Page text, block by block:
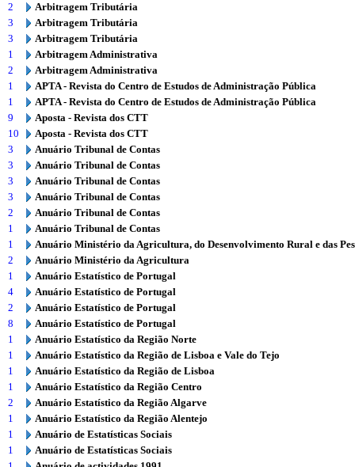
2
Arbitragem Tributária
3
Arbitragem Tributária
3
Arbitragem Tributária
1
Arbitragem Administrativa
2
Arbitragem Administrativa
1
APTA - Revista do Centro de Estudos de Administração Pública
1
APTA - Revista do Centro de Estudos de Administração Pública
9
Aposta - Revista dos CTT
10
Aposta - Revista dos CTT
3
Anuário Tribunal de Contas
3
Anuário Tribunal de Contas
3
Anuário Tribunal de Contas
3
Anuário Tribunal de Contas
2
Anuário Tribunal de Contas
1
Anuário Tribunal de Contas
1
Anuário Ministério da Agricultura, do Desenvolvimento Rural e das
2
Anuário Ministério da Agricultura
1
Anuário Estatístico de Portugal
4
Anuário Estatístico de Portugal
2
Anuário Estatístico de Portugal
8
Anuário Estatístico de Portugal
1
Anuário Estatístico da Região Norte
1
Anuário Estatístico da Região de Lisboa e Vale do Tejo
1
Anuário Estatístico da Região de Lisboa
1
Anuário Estatístico da Região Centro
2
Anuário Estatístico da Região Algarve
1
Anuário Estatístico da Região Alentejo
1
Anuário de Estatísticas Sociais
1
Anuário de Estatísticas Sociais